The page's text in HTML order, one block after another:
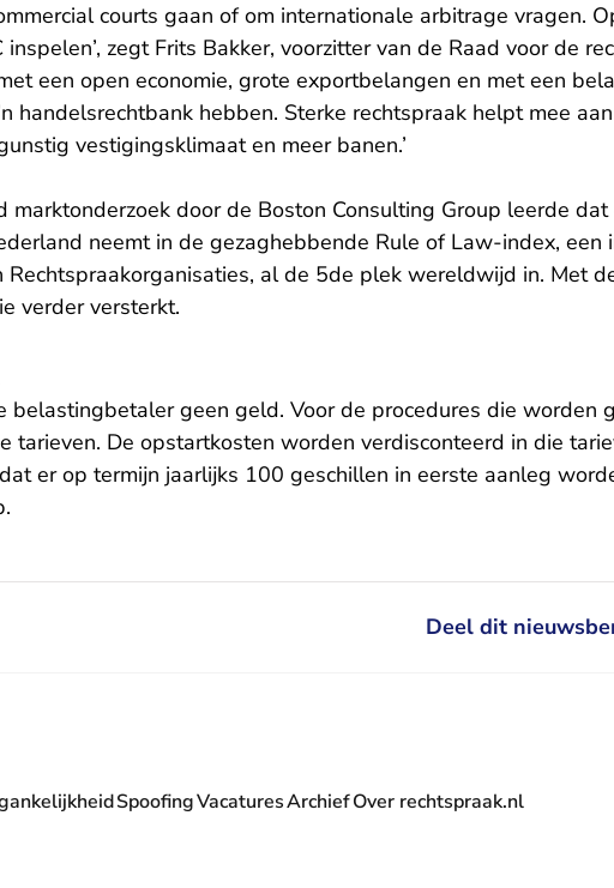
courts gaan of om internationale arbitrage vragen.
zegt Frits Bakker, voorzitter van de Raad voor de
een open economie, grote exportbelangen en met een
handelsrechtbank hebben. Sterke rechtspraak helpt mee
vestigingsklimaat en meer banen.’
marktonderzoek door de Boston Consulting Group leerde
neemt in de gezaghebbende Rule of Law-index, een
Rechtspraakorganisaties, al de 5de plek wereldwijd in. Met
verder versterkt.
belastingbetaler geen geld. Voor de procedures die worden
tarieven. De opstartkosten worden verdisconteerd in die
er op termijn jaarlijks 100 geschillen in eerste aanleg
Deel dit
Rechtspraak.nl
Rechtspraak.nl
- U verlaat Rechtspraak.nl
- U verlaat Rechtspraak.nl
- U verlaat Rechtspraak.nl
nieuwsbrief - U verlaat Rechtspraak.nl
SpoofingVacatures
- U verlaat Rechtspraak.nl
ArchiefOver rechtspraak.nl